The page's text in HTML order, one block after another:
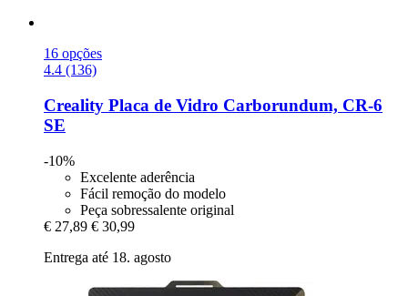
16 opções
4.4 (136)
Creality Placa de Vidro Carborundum, CR-​6
SE
-10%
Excelente aderência
Fácil remoção do modelo
Peça sobressalente original
€ 27,89 € 30,99
Entrega até 18. agosto